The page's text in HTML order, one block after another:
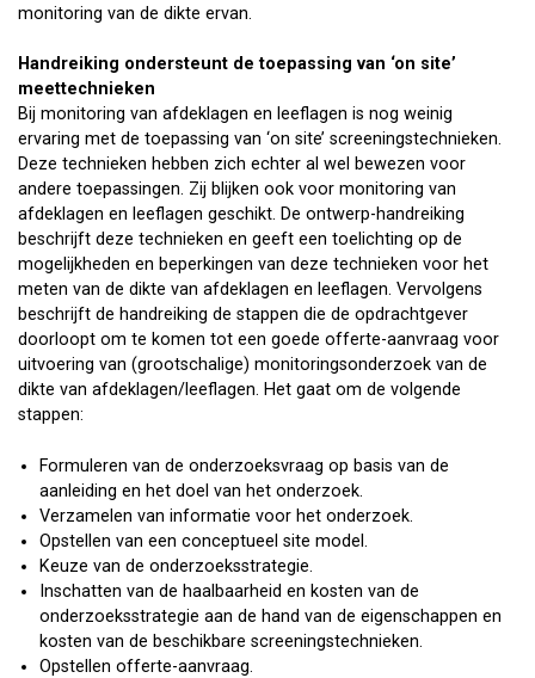
monitoring van de dikte ervan.
Handreiking ondersteunt de toepassing van ‘on site’
meettechnieken
Bij monitoring van afdeklagen en leeflagen is nog weinig
ervaring met de toepassing van ‘on site’ screeningstechnieken.
Deze technieken hebben zich echter al wel bewezen voor
andere toepassingen. Zij blijken ook voor monitoring van
afdeklagen en leeflagen geschikt. De ontwerp-handreiking
beschrijft deze technieken en geeft een toelichting op de
mogelijkheden en beperkingen van deze technieken voor het
meten van de dikte van afdeklagen en leeflagen. Vervolgens
beschrijft de handreiking de stappen die de opdrachtgever
doorloopt om te komen tot een goede offerte-aanvraag voor
uitvoering van (grootschalige) monitoringsonderzoek van de
dikte van afdeklagen/leeflagen. Het gaat om de volgende
stappen:
Formuleren van de onderzoeksvraag op basis van de
aanleiding en het doel van het onderzoek.
Verzamelen van informatie voor het onderzoek.
Opstellen van een conceptueel site model.
Keuze van de onderzoeksstrategie.
Inschatten van de haalbaarheid en kosten van de
onderzoeksstrategie aan de hand van de eigenschappen en
kosten van de beschikbare screeningstechnieken.
Opstellen offerte-aanvraag.